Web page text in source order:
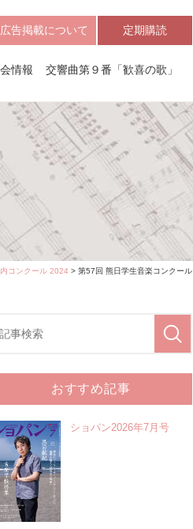
広告掲載について 定期購読
情報 交響曲第９番「歓喜の歌」
内コンクール 2024 > 第57回 熊日学生音楽コンクール
おすすめ記事
ショパン2026年7月号